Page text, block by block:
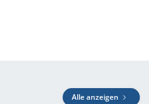
Alle anzeigen